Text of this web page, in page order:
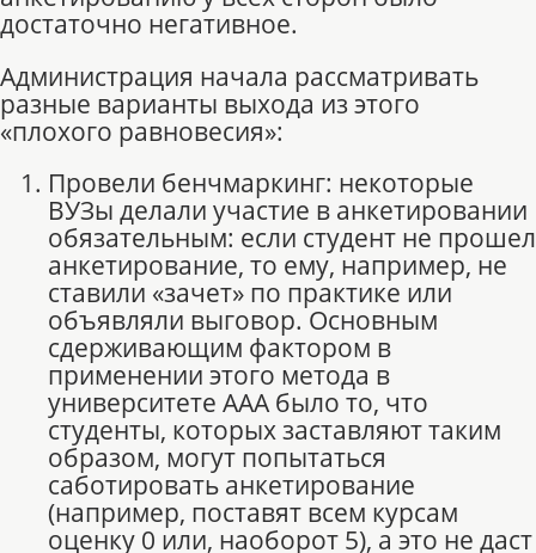
достаточно негативное.
Администрация начала рассматривать
разные варианты выхода из этого
«плохого равновесия»:
Провели бенчмаркинг: некоторые
ВУЗы делали участие в анкетировании
обязательным: если студент не прошел
анкетирование, то ему, например, не
ставили «зачет» по практике или
объявляли выговор. Основным
сдерживающим фактором в
применении этого метода в
университете ААА было то, что
студенты, которых заставляют таким
образом, могут попытаться
саботировать анкетирование
(например, поставят всем курсам
оценку 0 или, наоборот 5), а это не даст